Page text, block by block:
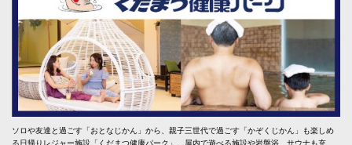
ソロや友達と過ごす「おとなじかん」から、親子三世代で過ごす「かぞくじかん」も楽しめ